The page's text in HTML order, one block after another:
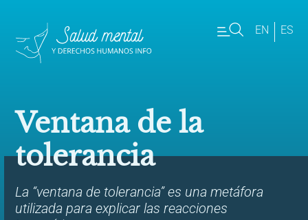
EN ES
Ventana de la
tolerancia
La “ventana de tolerancia” es una metáfora
utilizada para explicar las reacciones